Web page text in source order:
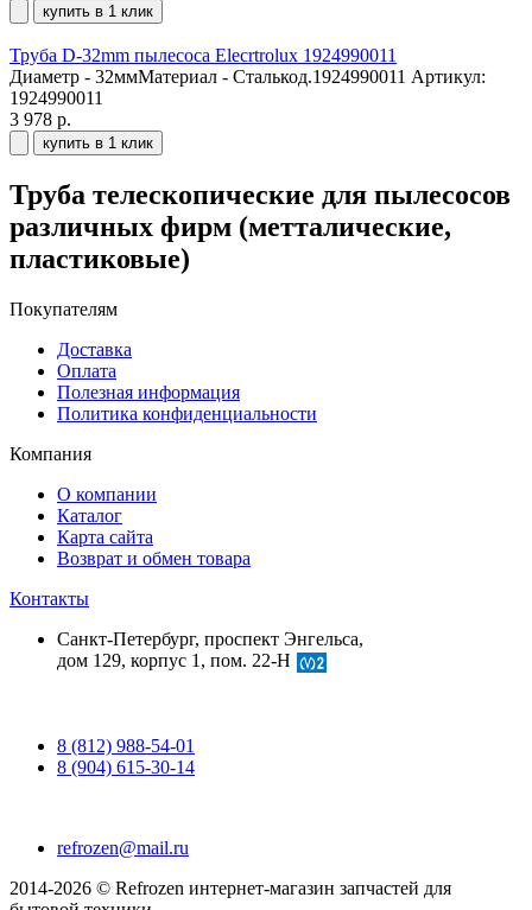
купить в 1 клик
Труба D-32mm пылесоса Elecrtrolux 1924990011
Диаметр - 32ммМатериал - Сталькод.1924990011 Артикул:
1924990011
3 978 р.
купить в 1 клик
Труба телескопические для пылесосов
различных фирм (метталические,
пластиковые)
Покупателям
Доставка
Оплата
Полезная информация
Политика конфиденциальности
Компания
О компании
Каталог
Карта сайта
Возврат и обмен товара
Контакты
Санкт-Петербург, проспект Энгельса,
дом 129, корпус 1, пом. 22-Н
8 (812) 988-54-01
8 (904) 615-30-14
refrozen@mail.ru
2014-2026 © Refrozen интернет-магазин запчастей для